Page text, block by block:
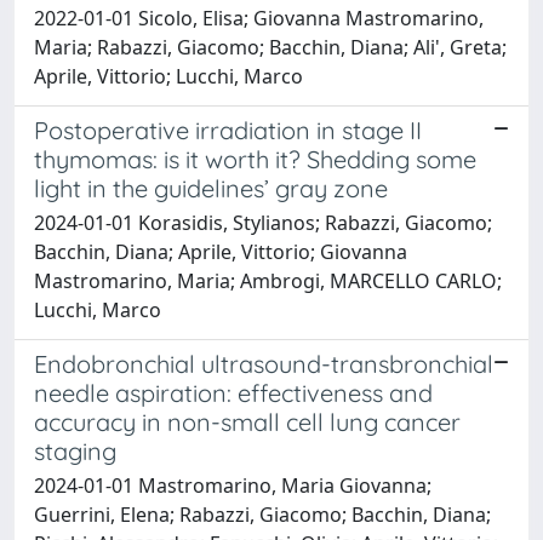
2022-01-01 Sicolo, Elisa; Giovanna Mastromarino,
Maria; Rabazzi, Giacomo; Bacchin, Diana; Ali', Greta;
Aprile, Vittorio; Lucchi, Marco
Postoperative irradiation in stage II
thymomas: is it worth it? Shedding some
light in the guidelines’ gray zone
2024-01-01 Korasidis, Stylianos; Rabazzi, Giacomo;
Bacchin, Diana; Aprile, Vittorio; Giovanna
Mastromarino, Maria; Ambrogi, MARCELLO CARLO;
Lucchi, Marco
Endobronchial ultrasound-transbronchial
needle aspiration: effectiveness and
accuracy in non-small cell lung cancer
staging
2024-01-01 Mastromarino, Maria Giovanna;
Guerrini, Elena; Rabazzi, Giacomo; Bacchin, Diana;